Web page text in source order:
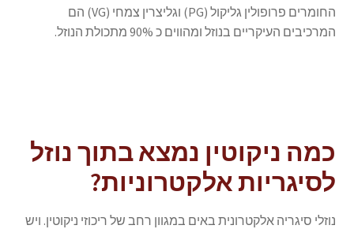
החומרים פרופולין גליקול (PG) וגליצרין צמחי (VG) הם
המרכיבים העיקריים בנוזל ומהווים כ 90% מתכולת הנוזל.
כמה ניקוטין נמצא בתוך נוזל
לסיגריות אלקטרוניות?
נוזלי סיגריה אלקטרונית באים במגוון רחב של ריכוזי ניקוטין. ויש